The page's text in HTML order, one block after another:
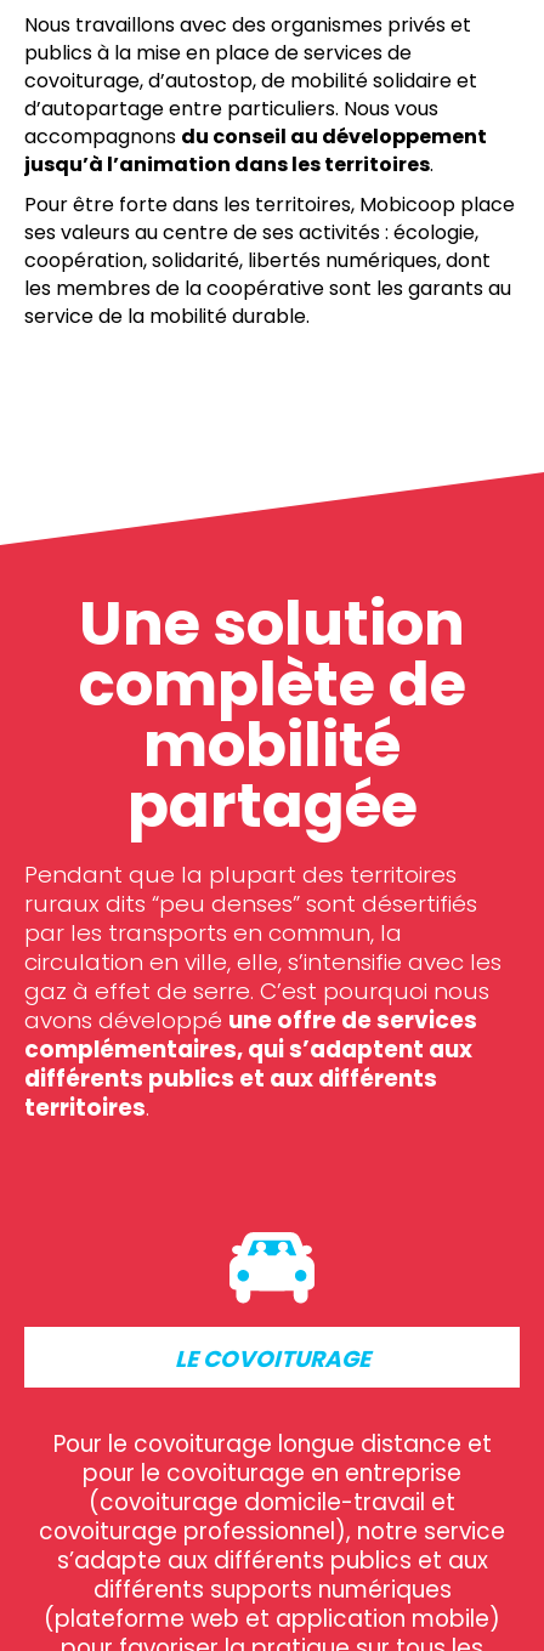
Nous travaillons avec des organismes privés et
publics à la mise en place de services de
covoiturage, d’autostop, de mobilité solidaire et
d’autopartage entre particuliers. Nous vous
accompagnons du conseil au développement
jusqu’à l’animation dans les territoires.
Pour être forte dans les territoires, Mobicoop place
ses valeurs au centre de ses activités : écologie,
coopération, solidarité, libertés numériques, dont
les membres de la coopérative sont les garants au
service de la mobilité durable.
Une solution
complète de
mobilité
partagée
Pendant que la plupart des territoires
ruraux dits “peu denses” sont désertifiés
par les transports en commun, la
circulation en ville, elle, s’intensifie avec les
gaz à effet de serre. C’est pourquoi nous
avons développé une offre de services
complémentaires, qui s’adaptent aux
différents publics et aux différents
territoires.
LECOVOITURAGE
Pour le covoiturage longue distance et
pour le covoiturage en entreprise
(covoiturage domicile-travail et
covoiturage professionnel), notre service
s’adapte aux différents publics et aux
différents supports numériques
(plateforme web et application mobile)